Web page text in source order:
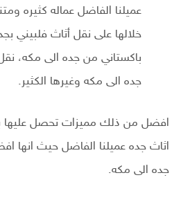
عميلنا الفاضل عماله كثيره
خلالها على نقل أثاث فلبيني
باكستاني من جده الى مكه،
جده الى مكه وغيرها الكثير.
افضل من ذلك مميزات تحصل عليها
اثاث جده عميلنا الفاضل حيث انها
جده الى مكه.